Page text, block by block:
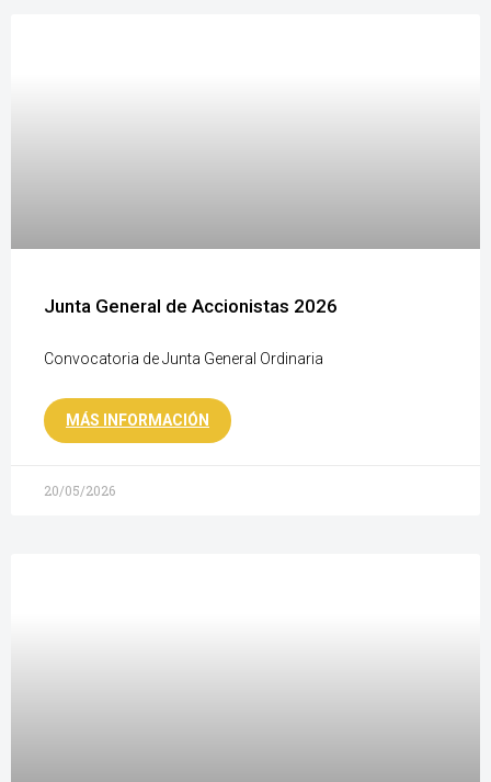
Junta General de Accionistas 2026
Convocatoria de Junta General Ordinaria
MÁS INFORMACIÓN
20/05/2026